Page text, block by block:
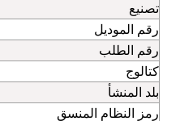
تصنيع
رقم الموديل
رقم الطلب
كتالوج
بلد المنشأ
رمز النظام المنسق